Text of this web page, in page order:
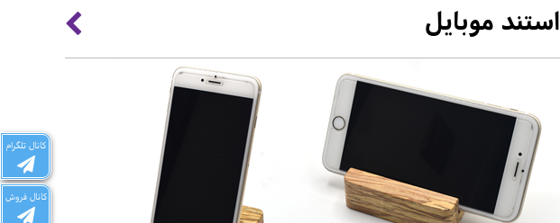
کانال تلگرام
کانال فروش
استند موبایل